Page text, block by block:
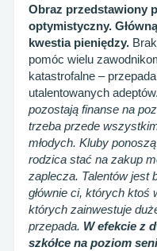
Obraz przedstawiony
optymistyczny.
kwestia pieniędzy.
pomóc wielu
katastrofalne –
utalentowanych adeptów.
pozostają finanse na
trzeba przede
młodych. Kluby
rodzica stać na zakup
zaplecza. Talentów jest
głównie ci, których ktoś
których zainwestuje
przepada. W efekcie z
szkółce na poziom